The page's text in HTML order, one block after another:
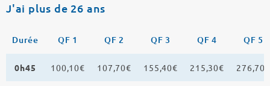
J'ai plus de 26 ans
Durée QF 1 QF 2 QF 3 QF 4 QF 5
0h45 100,10€ 107,70€ 155,40€ 215,30€ 276,70€